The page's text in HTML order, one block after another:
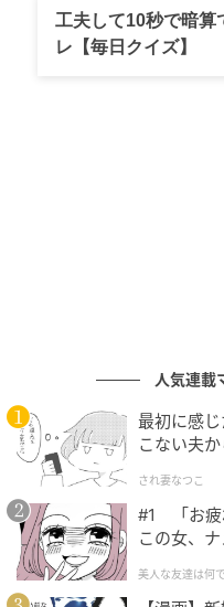
工夫して10秒で暗算
レ【毎日クイズ】
人気連載
最初に感
こない夫か
され妻なつこ
#1 「お疲
この女、
美人な友達は何